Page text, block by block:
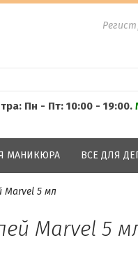
Пн - Пт: 10:00 - 19:00.
МАНИКЮРА ВСЕ ДЛЯ
Marvel 5 мл
Marvel 5